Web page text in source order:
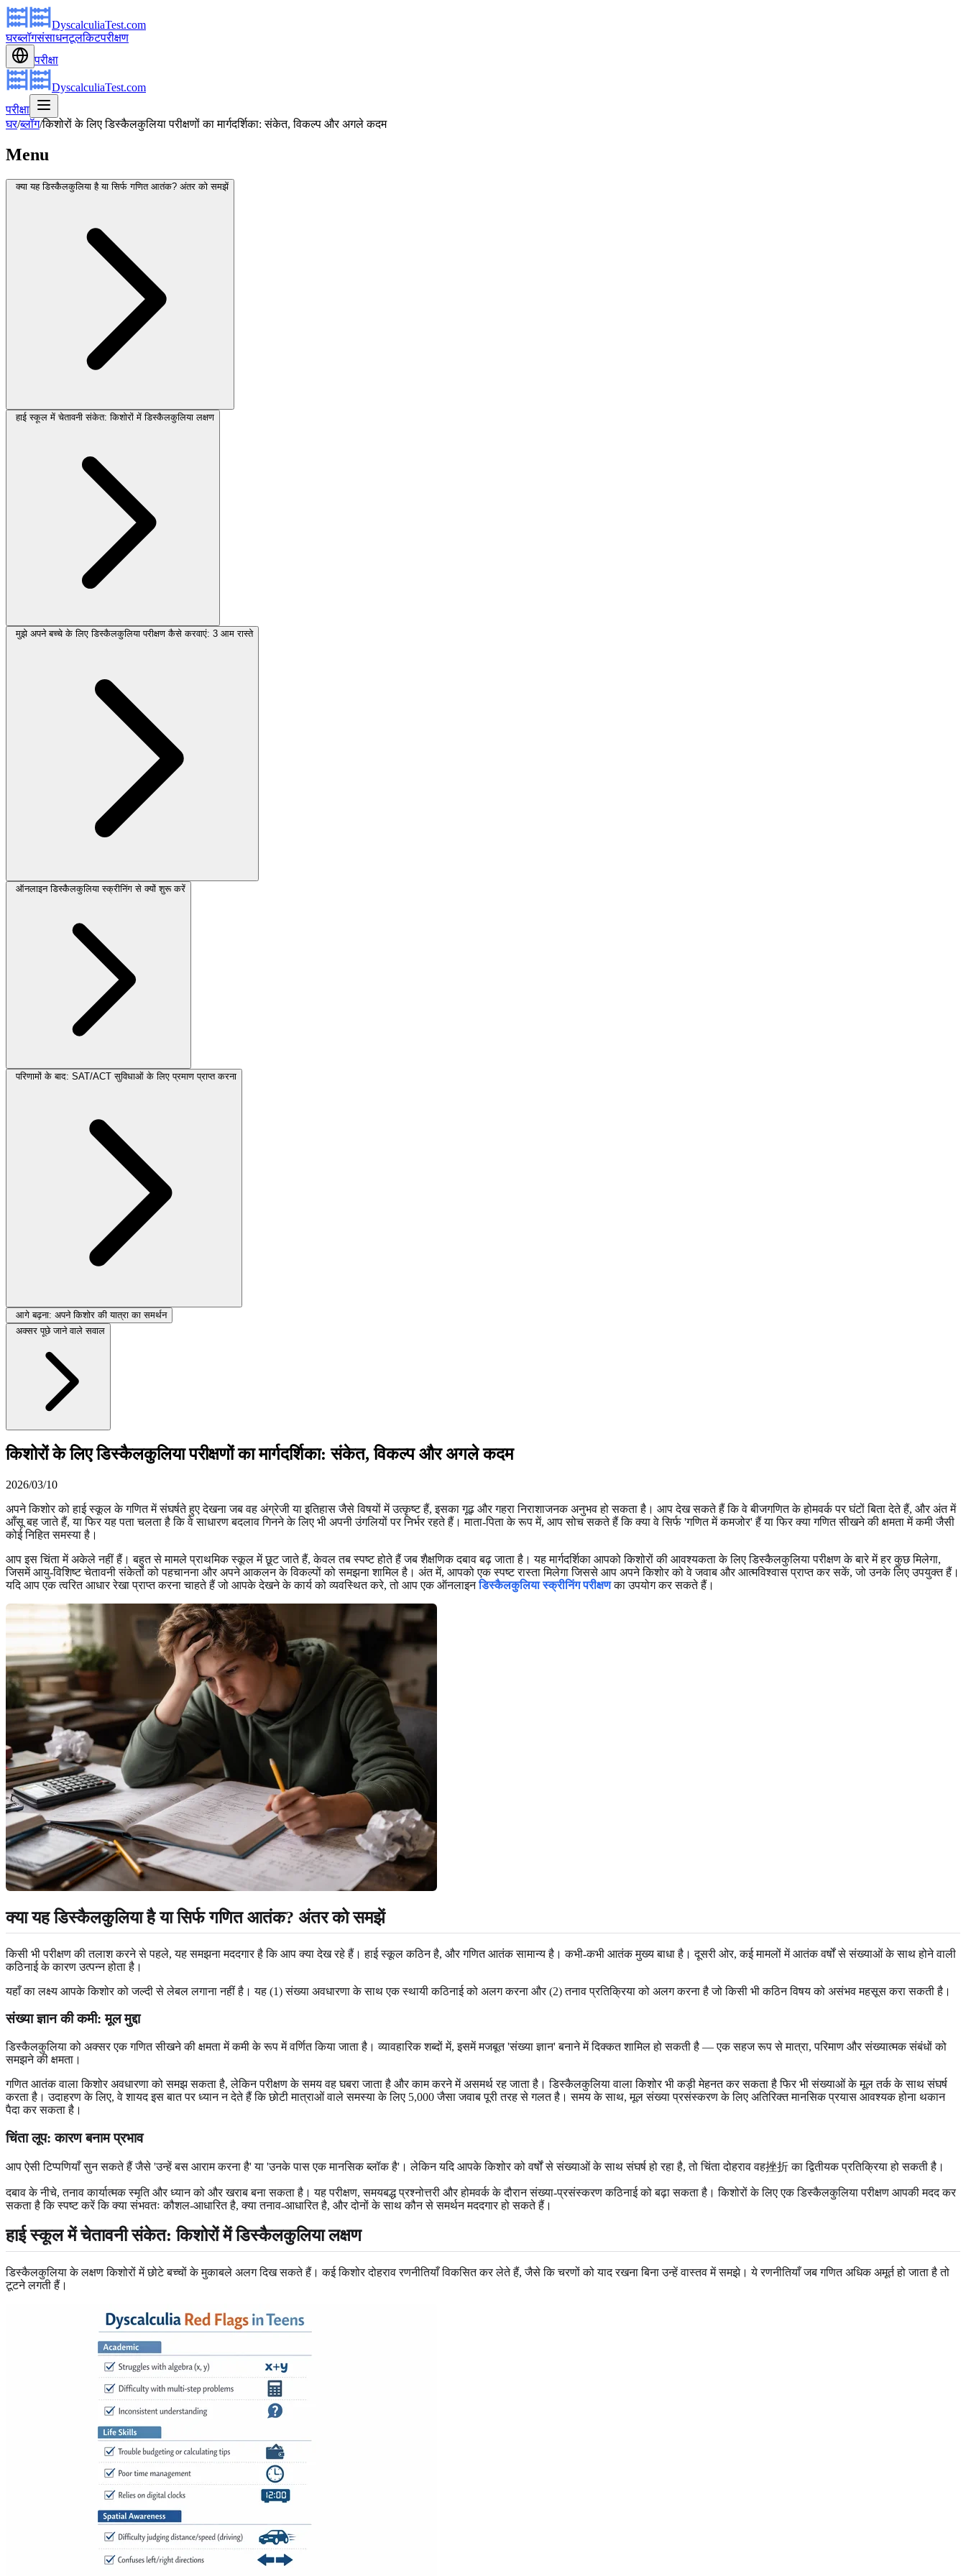
DyscalculiaTest.com
घरब्लॉगसंसाधनटूलकिटपरीक्षण
परीक्षा
DyscalculiaTest.com
परीक्षा
घर/ब्लॉग/किशोरों के लिए डिस्कैलकुलिया परीक्षणों का मार्गदर्शिका: संकेत, विकल्प और अगले कदम
Menu
क्या यह डिस्कैलकुलिया है या सिर्फ गणित आतंक? अंतर को समझें
हाई स्कूल में चेतावनी संकेत: किशोरों में डिस्कैलकुलिया लक्षण
मुझे अपने बच्चे के लिए डिस्कैलकुलिया परीक्षण कैसे करवाएं: 3 आम रास्ते
ऑनलाइन डिस्कैलकुलिया स्क्रीनिंग से क्यों शुरू करें
परिणामों के बाद: SAT/ACT सुविधाओं के लिए प्रमाण प्राप्त करना
आगे बढ़ना: अपने किशोर की यात्रा का समर्थन
अक्सर पूछे जाने वाले सवाल
किशोरों के लिए डिस्कैलकुलिया परीक्षणों का मार्गदर्शिका: संकेत, विकल्प और अगले कदम
2026/03/10
अपने किशोर को हाई स्कूल के गणित में संघर्षते हुए देखना जब वह अंग्रेजी या इतिहास जैसे विषयों में उत्कृष्ट हैं, इसका गूढ़ और गहरा निराशाजनक अनुभव हो सकता है। आप देख सकते हैं कि वे बीजगणित के होमवर्क पर घंटों बिता देते हैं, और अंत में
आँसू बह जाते हैं, या फिर यह पता चलता है कि वे साधारण बदलाव गिनने के लिए भी अपनी उंगलियों पर निर्भर रहते हैं। माता-पिता के रूप में, आप सोच सकते हैं कि क्या वे सिर्फ 'गणित में कमजोर' हैं या फिर क्या गणित सीखने की क्षमता में कमी जैसी
कोई निहित समस्या है।
आप इस चिंता में अकेले नहीं हैं। बहुत से मामले प्राथमिक स्कूल में छूट जाते हैं, केवल तब स्पष्ट होते हैं जब शैक्षणिक दबाव बढ़ जाता है। यह मार्गदर्शिका आपको किशोरों की आवश्यकता के लिए डिस्कैलकुलिया परीक्षण के बारे में हर कुछ मिलेगा,
जिसमें आयु-विशिष्ट चेतावनी संकेतों को पहचानना और अपने आकलन के विकल्पों को समझना शामिल है। अंत में, आपको एक स्पष्ट रास्ता मिलेगा जिससे आप अपने किशोर को वे जवाब और आत्मविश्वास प्राप्त कर सकें, जो उनके लिए उपयुक्त हैं।
यदि आप एक त्वरित आधार रेखा प्राप्त करना चाहते हैं जो आपके देखने के कार्य को व्यवस्थित करे, तो आप एक ऑनलाइनडिस्कैलकुलिया स्क्रीनिंग परीक्षणका उपयोग कर सकते हैं।
क्या यह डिस्कैलकुलिया है या सिर्फ गणित आतंक? अंतर को समझें
किसी भी परीक्षण की तलाश करने से पहले, यह समझना मददगार है कि आप क्या देख रहे हैं। हाई स्कूल कठिन है, और गणित आतंक सामान्य है। कभी-कभी आतंक मुख्य बाधा है। दूसरी ओर, कई मामलों में आतंक वर्षों से संख्याओं के साथ होने वाली
कठिनाई के कारण उत्पन्न होता है।
यहाँ का लक्ष्य आपके किशोर को जल्दी से लेबल लगाना नहीं है। यह (1) संख्या अवधारणा के साथ एक स्थायी कठिनाई को अलग करना और (2) तनाव प्रतिक्रिया को अलग करना है जो किसी भी कठिन विषय को असंभव महसूस करा सकती है।
संख्या ज्ञान की कमी: मूल मुद्दा
डिस्कैलकुलिया को अक्सर एक गणित सीखने की क्षमता में कमी के रूप में वर्णित किया जाता है। व्यावहारिक शब्दों में, इसमें मजबूत 'संख्या ज्ञान' बनाने में दिक्कत शामिल हो सकती है — एक सहज रूप से मात्रा, परिमाण और संख्यात्मक संबंधों को
समझने की क्षमता।
गणित आतंक वाला किशोर अवधारणा को समझ सकता है, लेकिन परीक्षण के समय वह घबरा जाता है और काम करने में असमर्थ रह जाता है। डिस्कैलकुलिया वाला किशोर भी कड़ी मेहनत कर सकता है फिर भी संख्याओं के मूल तर्क के साथ संघर्ष
करता है। उदाहरण के लिए, वे शायद इस बात पर ध्यान न देते हैं कि छोटी मात्राओं वाले समस्या के लिए 5,000 जैसा जवाब पूरी तरह से गलत है। समय के साथ, मूल संख्या प्रसंस्करण के लिए अतिरिक्त मानसिक प्रयास आवश्यक होना थकान
पैदा कर सकता है।
चिंता लूप: कारण बनाम प्रभाव
आप ऐसी टिप्पणियाँ सुन सकते हैं जैसे 'उन्हें बस आराम करना है' या 'उनके पास एक मानसिक ब्लॉक है'। लेकिन यदि आपके किशोर को वर्षों से संख्याओं के साथ संघर्ष हो रहा है, तो चिंता दोहराव वह挫折 का द्वितीयक प्रतिक्रिया हो सकती है।
दबाव के नीचे, तनाव कार्यात्मक स्मृति और ध्यान को और खराब बना सकता है। यह परीक्षण, समयबद्ध प्रश्नोत्तरी और होमवर्क के दौरान संख्या-प्रसंस्करण कठिनाई को बढ़ा सकता है। किशोरों के लिए एक डिस्कैलकुलिया परीक्षण आपकी मदद कर
सकता है कि स्पष्ट करें कि क्या संभवतः कौशल-आधारित है, क्या तनाव-आधारित है, और दोनों के साथ कौन से समर्थन मददगार हो सकते हैं।
हाई स्कूल में चेतावनी संकेत: किशोरों में डिस्कैलकुलिया लक्षण
डिस्कैलकुलिया के लक्षण किशोरों में छोटे बच्चों के मुकाबले अलग दिख सकते हैं। कई किशोर दोहराव रणनीतियाँ विकसित कर लेते हैं, जैसे कि चरणों को याद रखना बिना उन्हें वास्तव में समझे। ये रणनीतियाँ जब गणित अधिक अमूर्त हो जाता है तो
टूटने लगती हैं।